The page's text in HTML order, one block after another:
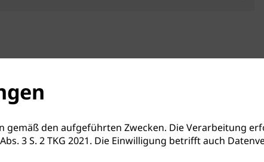
gemäß den aufgeführten Zwecken. Die Verarbeitung
3 S. 2 TKG 2021. Die Einwilligung betrifft auch